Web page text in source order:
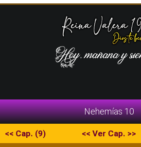
<< Cap. (9) << Ver Cap. >>
Nehemías 10